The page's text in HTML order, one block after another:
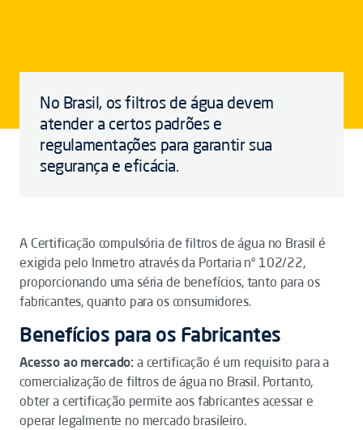
No Brasil, os filtros de água devem
atender a certos padrões e
regulamentações para garantir sua
segurança e eficácia.
A Certificação compulsória de filtros de água no Brasil é
exigida pelo Inmetro através da Portaria nº 102/22,
proporcionando uma séria de benefícios, tanto para os
fabricantes, quanto para os consumidores.
Benefícios para os Fabricantes
Acesso ao mercado: a certificação é um requisito para a
comercialização de filtros de água no Brasil. Portanto,
obter a certificação permite aos fabricantes acessar e
operar legalmente no mercado brasileiro.